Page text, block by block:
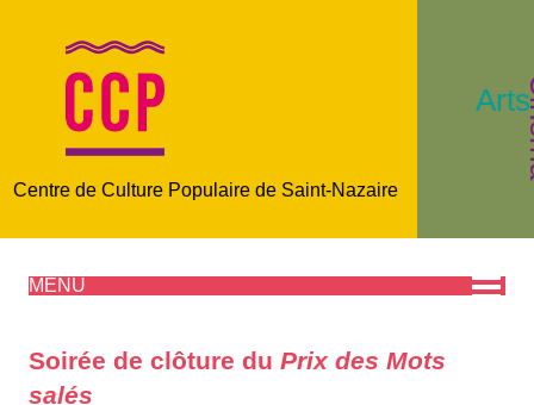
Centre de Culture Populaire de Saint-Nazaire
MENU
Soirée de clôture du Prix des Mots
salés